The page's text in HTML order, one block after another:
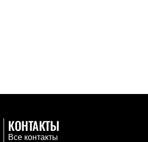
КОНТАКТЫ
Все контакты